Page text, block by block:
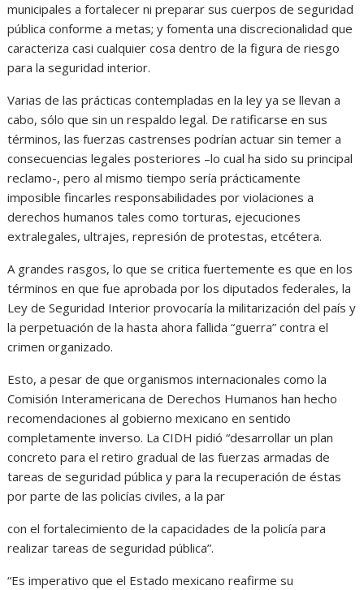
municipales a fortalecer ni preparar sus cuerpos de seguridad
pública conforme a metas; y fomenta una discrecionalidad que
caracteriza casi cualquier cosa dentro de la figura de riesgo
para la seguridad interior.
Varias de las prácticas contempladas en la ley ya se llevan a
cabo, sólo que sin un respaldo legal. De ratificarse en sus
términos, las fuerzas castrenses podrían actuar sin temer a
consecuencias legales posteriores –lo cual ha sido su principal
reclamo-, pero al mismo tiempo sería prácticamente
imposible fincarles responsabilidades por violaciones a
derechos humanos tales como torturas, ejecuciones
extralegales, ultrajes, represión de protestas, etcétera.
A grandes rasgos, lo que se critica fuertemente es que en los
términos en que fue aprobada por los diputados federales, la
Ley de Seguridad Interior provocaría la militarización del país y
la perpetuación de la hasta ahora fallida “guerra” contra el
crimen organizado.
Esto, a pesar de que organismos internacionales como la
Comisión Interamericana de Derechos Humanos han hecho
recomendaciones al gobierno mexicano en sentido
completamente inverso. La CIDH pidió “desarrollar un plan
concreto para el retiro gradual de las fuerzas armadas de
tareas de seguridad pública y para la recuperación de éstas
por parte de las policías civiles, a la par
con el fortalecimiento de la capacidades de la policía para
realizar tareas de seguridad pública”.
“Es imperativo que el Estado mexicano reafirme su